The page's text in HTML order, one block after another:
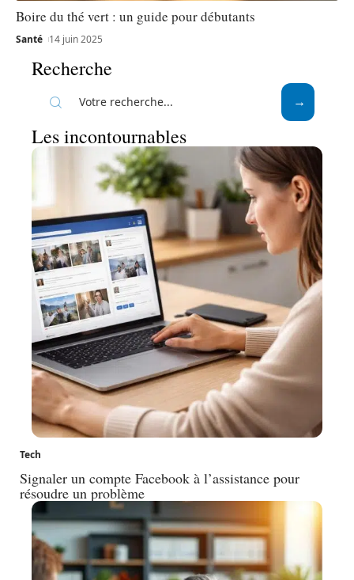
Boire du thé vert : un guide pour débutants
Santé 14 juin 2025
Recherche
Les incontournables
Tech
Signaler un compte Facebook à l’assistance pour
résoudre un problème